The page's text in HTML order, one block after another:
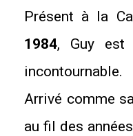
Présent à la
1984, Guy est
incontournable.
Arrivé comme
au fil des